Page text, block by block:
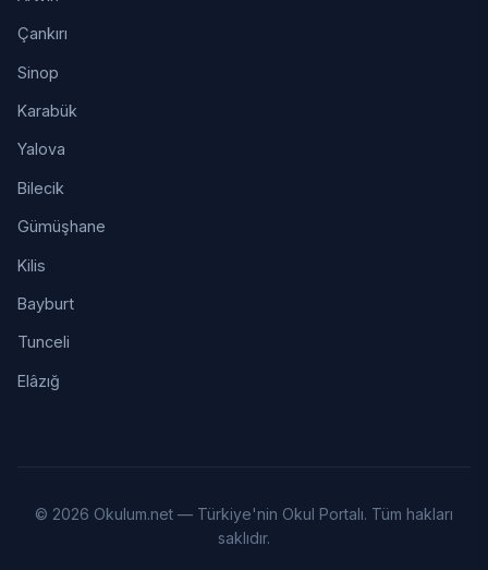
Çankırı
Sinop
Karabük
Yalova
Bilecik
Gümüşhane
Kilis
Bayburt
Tunceli
Elâzığ
© 2026 Okulum.net — Türkiye'nin Okul Portalı. Tüm hakları
saklıdır.